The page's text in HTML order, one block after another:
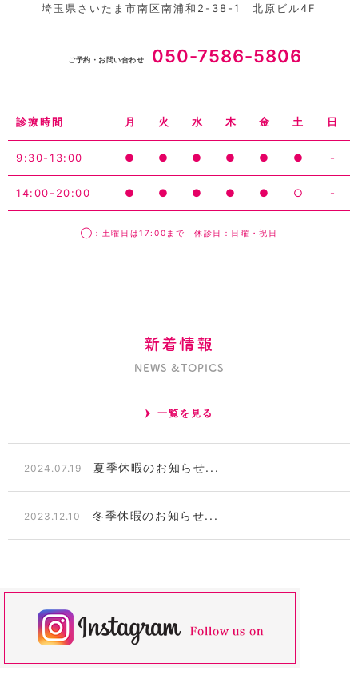
埼玉県さいたま市南区南浦和2-38-1 北原ビル4F
ご予約・お問い合わせ 050-7586-5806
診療時間 月 火 水 木 金 土 日
9:30-13:00 ● ● ● ● ● ● -
14:00-20:00 ● ● ● ● ● ○ -
◯：土曜日は17:00まで 休診日：日曜・祝日
新着情報
NEWS &TOPICS
一覧を見る
2024.07.19 夏季休暇のお知らせ...
2023.12.10 冬季休暇のお知らせ...